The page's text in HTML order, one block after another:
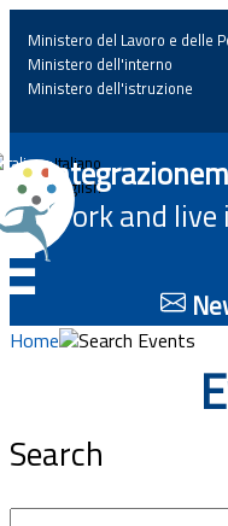
Home
News
Highlights
Regulations
Projects
Ministero del Lavoro e delle
Ministero dell'interno
Ministero dell'istruzione
Italiano
English
Work and
Home Search Events
Search